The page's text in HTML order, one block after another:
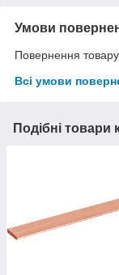
Умови
Повернення
Всі умови
Подібні товари